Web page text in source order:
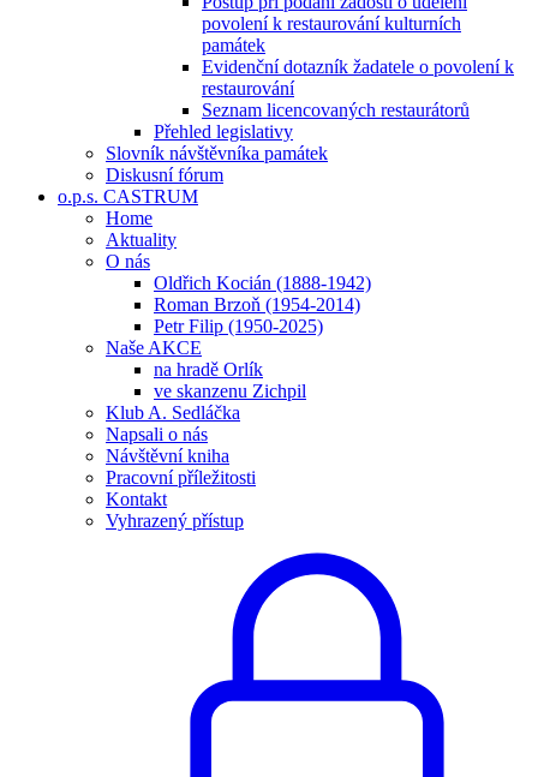
povolení k restaurování kulturních
památek
Evidenční dotazník žadatele o povolení k
restaurování
Seznam licencovaných restaurátorů
Přehled legislativy
Slovník návštěvníka památek
Diskusní fórum
o.p.s. CASTRUM
Home
Aktuality
O nás
Oldřich Kocián (1888-1942)
Roman Brzoň (1954-2014)
Petr Filip (1950-2025)
Naše AKCE
na hradě Orlík
ve skanzenu Zichpil
Klub A. Sedláčka
Napsali o nás
Návštěvní kniha
Pracovní příležitosti
Kontakt
Vyhrazený přístup